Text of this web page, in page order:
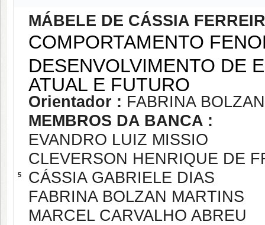
5
MÁBELE DE CÁSSIA
COMPORTAMENTO
DESENVOLVIMENTO DE
ATUAL E FUTURO
Orientador : FABRINA
MEMBROS DA BANCA :
EVANDRO LUIZ MISSIO
CLEVERSON HENRIQUE DE
CÁSSIA GABRIELE DIAS
FABRINA BOLZAN MARTINS
MARCEL CARVALHO ABREU